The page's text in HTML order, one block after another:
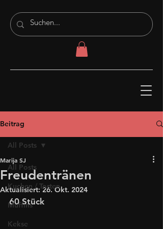
Beitrag
All Posts
Kuchen / Torten
Muffins
Kekse
All Posts
Freudentränen
Marija SJ
Aktualisiert:26. Okt. 2024
60 Stück